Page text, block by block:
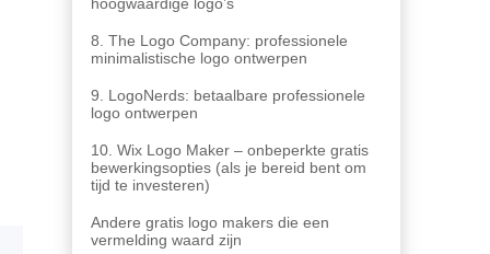
hoogwaardige logo’s
8. The Logo Company: professionele
minimalistische logo ontwerpen
9. LogoNerds: betaalbare professionele
logo ontwerpen
10. Wix Logo Maker – onbeperkte gratis
bewerkingsopties (als je bereid bent om
tijd te investeren)
Andere gratis logo makers die een
vermelding waard zijn